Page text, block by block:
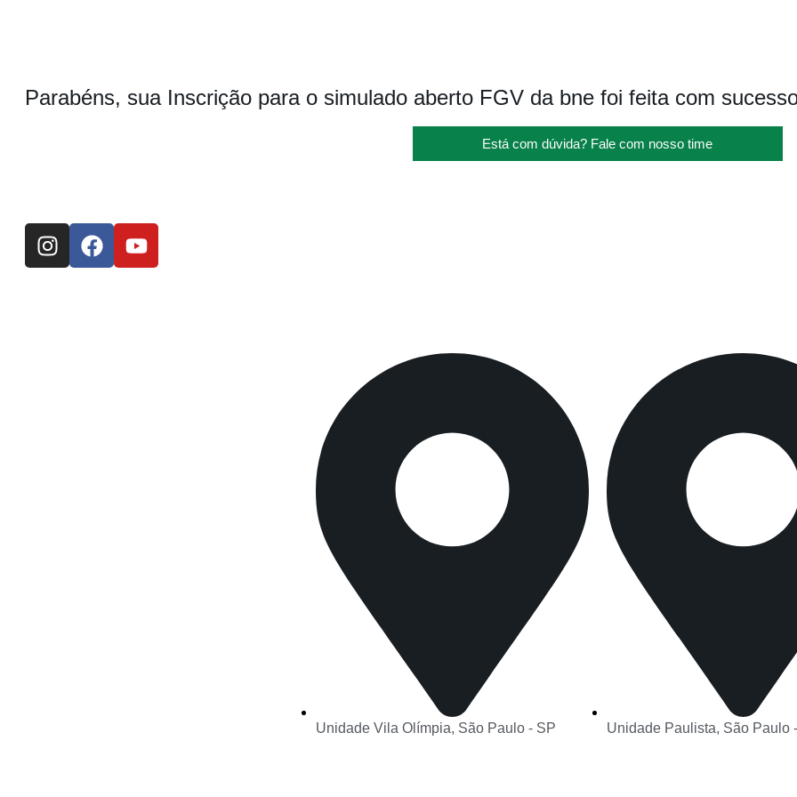
Parabéns, sua Inscrição para o simulado aberto FGV da bne foi feita com
Está com dúvida? Fale com nosso time
Unidade Vila Olímpia, São Paulo - SP Unidade Paulista, São Paulo